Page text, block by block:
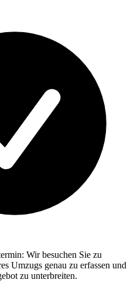
Wir besuchen Sie zu
Umzugs genau zu erfassen und
zu unterbreiten.